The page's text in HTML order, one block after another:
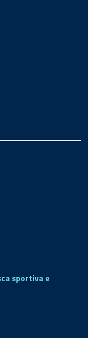
sportiva e